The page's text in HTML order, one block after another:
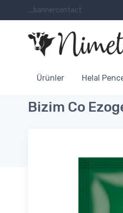
_bannercontact
Ürünler Helal
Bizim Co